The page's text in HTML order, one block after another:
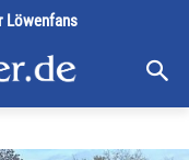
Löwenfans